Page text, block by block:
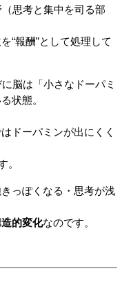
思考と集中を司る部
“報酬”として処理して
脳は「小さなドーパミ
状態。
ドーパミンが出にくく
。
っぽくなる・思考が浅
的変化なのです。